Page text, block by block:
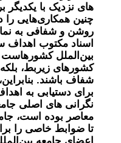
های نزدیک با
چنین همکاری‌هایی را
روشن و شفافی به
اسناد مکتوب
بین‌الملل کشورهاست
کشورهای زیربط،
شفاف باشند.
برای دستیابی به
نگرانی های اصلی
معاصر بوده است،
تا ضوابط خاصی را